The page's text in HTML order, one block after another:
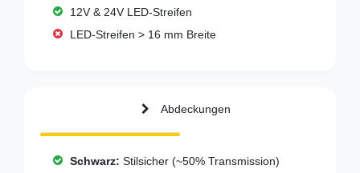
12V & 24V LED-Streifen
LED-Streifen > 16 mm Breite
Abdeckungen
Schwarz: Stilsicher (~50% Transmission)